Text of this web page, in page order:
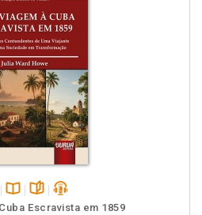
Disponível
páginaspodcast
Escravista em 1859